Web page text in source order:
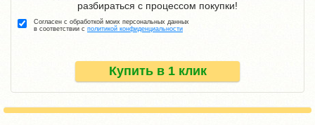
Купить в 1 клик
разбираться с процессом покупки!
Согласен с обработкой моих персональных данных
в соответствии с политикой конфиденциальности